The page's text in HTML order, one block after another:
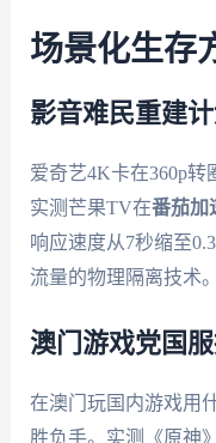
场景化生存
影音难民重建计
爱奇艺4K卡在360p转
实测芒果TV在番茄加
响应速度从7秒缩至
流量的物理隔离技术。
澳门游戏党国
在澳门玩国内游戏用
胜负手。实测《原神